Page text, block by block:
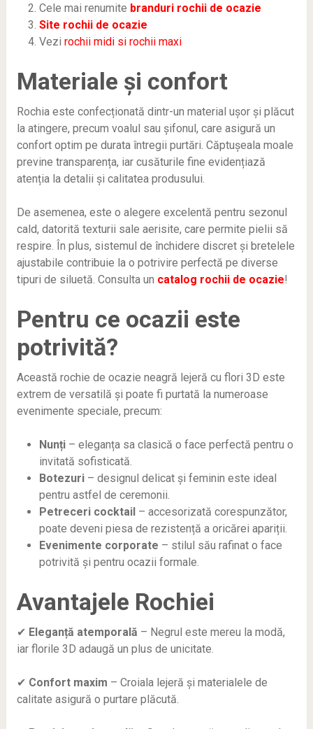
Cele mai renumite branduri rochii de ocazie
Site rochii de ocazie
Vezi rochii midi si rochii maxi
Materiale și confort
Rochia este confecționată dintr-un material ușor și plăcut
la atingere, precum voalul sau șifonul, care asigură un
confort optim pe durata întregii purtări. Căptușeala moale
previne transparența, iar cusăturile fine evidențiază
atenția la detalii și calitatea produsului.
De asemenea, este o alegere excelentă pentru sezonul
cald, datorită texturii sale aerisite, care permite pielii să
respire. În plus, sistemul de închidere discret și bretelele
ajustabile contribuie la o potrivire perfectă pe diverse
tipuri de siluetă. Consulta un catalog rochii de ocazie!
Pentru ce ocazii este
potrivită?
Această rochie de ocazie neagră lejeră cu flori 3D este
extrem de versatilă și poate fi purtată la numeroase
evenimente speciale, precum:
Nunți– eleganța sa clasică o face perfectă pentru o
invitată sofisticată.
Botezuri– designul delicat și feminin este ideal
pentru astfel de ceremonii.
Petreceri cocktail– accesorizată corespunzător,
poate deveni piesa de rezistență a oricărei apariții.
Evenimente corporate – stilul său rafinat o face
potrivită și pentru ocazii formale.
Avantajele Rochiei
✔ Eleganță atemporală – Negrul este mereu la modă,
iar florile 3D adaugă un plus de unicitate.
✔ Confort maxim – Croiala lejeră și materialele de
calitate asigură o purtare plăcută.